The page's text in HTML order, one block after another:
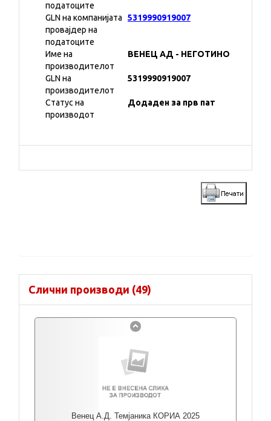
податоците
GLN на компанијата
провајдер на
податоците
5319990919007
Име на
производителот
ВЕНЕЦ АД - НЕГОТИНО
GLN на
производителот
5319990919007
Статус на
производот
Додаден за прв пат
Слични производи (49)
Венец А.Д. Темјаника КОРИА 2025